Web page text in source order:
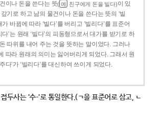
이나 돈을 쓴다는 뜻( 예 친구에게 돈을 빌다)이 있
기로 하고 남의 물건이나 돈을 쓴다는 뜻의 ‘빌
가 바뀜에 따라 ‘빌다’를 버리고 ‘빌리다’를 표준어
다’는 원래 ‘빌다’의 피동형으로서 대가를 받기로 하
따위를 내어 주는 것을 뜻하는 말이었다. 그러나
따라 원래의 의미는 잃어버리게 되었다. 그래서 원
다’가 ‘빌리다’를 대신하여 쓰이게 되었다.
두사는 '수-'로 통일한다.(ㄱ을 표준어로 삼고, ㄴ